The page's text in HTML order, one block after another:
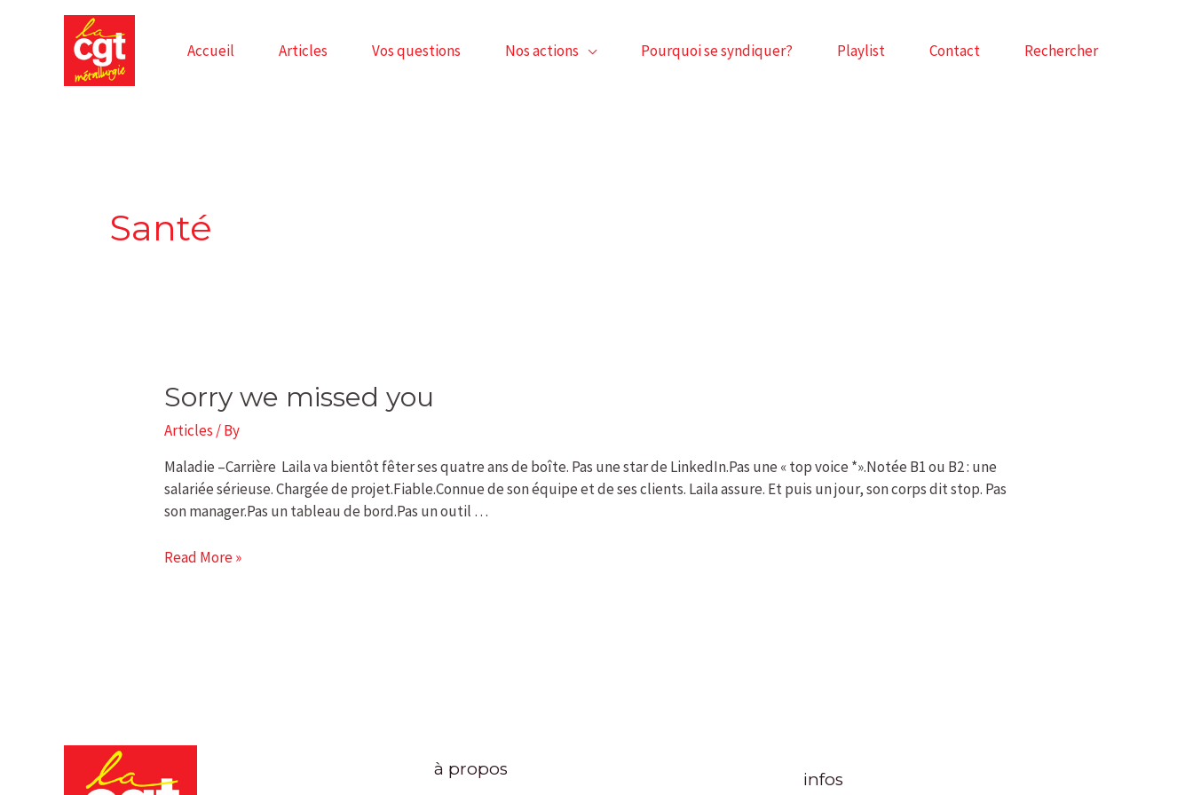
Accueil Articles Vos questions Nos actions Pourquoi se syndiquer? Playlist Contact Rechercher
Santé
Sorry we missed you
Articles / By
Maladie –Carrière Laila va bientôt fêter ses quatre ans de boîte. Pas une star de LinkedIn.Pas une « top voice *».Notée B1 ou B2 : une
salariée sérieuse. Chargée de projet.Fiable.Connue de son équipe et de ses clients. Laila assure. Et puis un jour, son corps dit stop. Pas
son manager.Pas un tableau de bord.Pas un outil …
Sorry
we
missed
Read More »
à propos
infos